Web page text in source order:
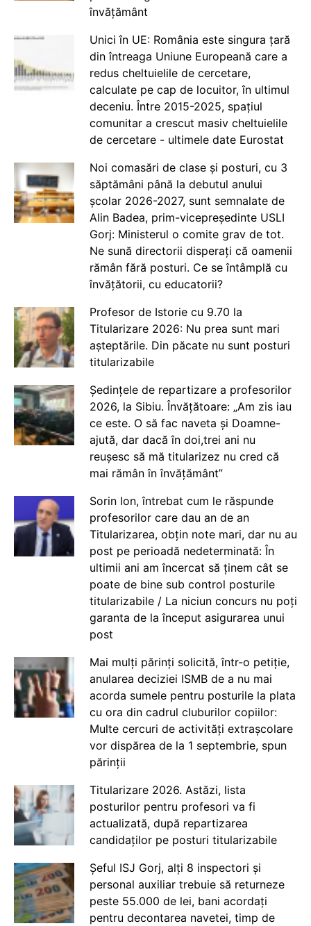
învățământ
Unici în UE: România este singura țară
din întreaga Uniune Europeană care a
redus cheltuielile de cercetare,
calculate pe cap de locuitor, în ultimul
deceniu. Între 2015-2025, spațiul
comunitar a crescut masiv cheltuielile
de cercetare - ultimele date Eurostat
Noi comasări de clase și posturi, cu 3
săptămâni până la debutul anului
școlar 2026-2027, sunt semnalate de
Alin Badea, prim-vicepreședinte USLI
Gorj: Ministerul o comite grav de tot.
Ne sună directorii disperați că oamenii
rămân fără posturi. Ce se întâmplă cu
învățătorii, cu educatorii?
Profesor de Istorie cu 9.70 la
Titularizare 2026: Nu prea sunt mari
așteptările. Din păcate nu sunt posturi
titularizabile
Ședințele de repartizare a profesorilor
2026, la Sibiu. Învățătoare: „Am zis iau
ce este. O să fac naveta și Doamne-
ajută, dar dacă în doi,trei ani nu
reușesc să mă titularizez nu cred că
mai rămân în învățământ”
Sorin Ion, întrebat cum le răspunde
profesorilor care dau an de an
Titularizarea, obțin note mari, dar nu au
post pe perioadă nedeterminată: În
ultimii ani am încercat să ținem cât se
poate de bine sub control posturile
titularizabile / La niciun concurs nu poți
garanta de la început asigurarea unui
post
Mai mulți părinți solicită, într-o petiție,
anularea deciziei ISMB de a nu mai
acorda sumele pentru posturile la plata
cu ora din cadrul cluburilor copiilor:
Multe cercuri de activități extrașcolare
vor dispărea de la 1 septembrie, spun
părinții
Titularizare 2026. Astăzi, lista
posturilor pentru profesori va fi
actualizată, după repartizarea
candidaților pe posturi titularizabile
Șeful ISJ Gorj, alți 8 inspectori și
personal auxiliar trebuie să returneze
peste 55.000 de lei, bani acordați
pentru decontarea navetei, timp de